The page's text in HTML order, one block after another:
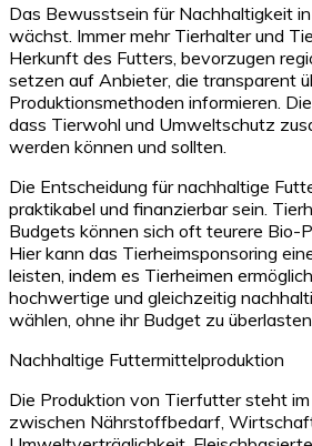
Das Bewusstsein für Nachhaltigkeit
wächst. Immer mehr Tierhalter und
Herkunft des Futters, bevorzugen
setzen auf Anbieter, die transparent
Produktionsmethoden informieren.
dass Tierwohl und Umweltschutz
werden können und sollten.
Die Entscheidung für nachhaltige
praktikabel und finanzierbar sein.
Budgets können sich oft teurere Bio-
Hier kann das Tierheimsponsoring
leisten, indem es Tierheimen
hochwertige und gleichzeitig
wählen, ohne ihr Budget zu überlasten.
Nachhaltige Futtermittelproduktion
Die Produktion von Tierfutter steht
zwischen Nährstoffbedarf,